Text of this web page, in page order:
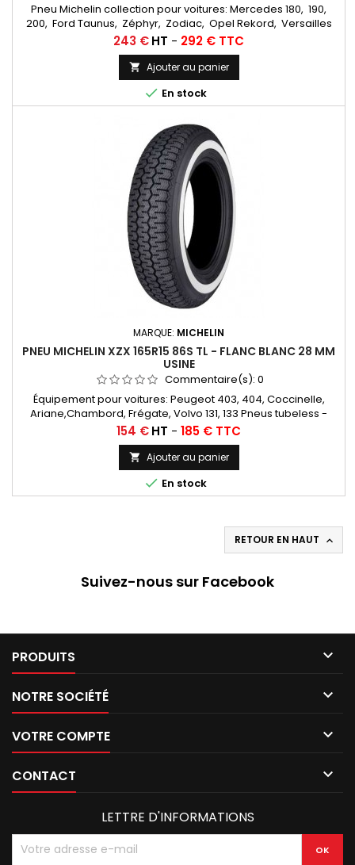
Pneu Michelin collection pour voitures: Mercedes 180, 190,
200, Ford Taunus, Zéphyr, Zodiac, Opel Rekord, Versailles
Chambres à air conseillées: 13 F 13... Autres
appellations: 6,40R13, 7,00R13, 6,40x13, 7,00x13, 7,00-13, 6,40-13,
6,40/7,00x13, 6,40/7,00-13, 6,40/7,00/13, 640/700/13
Prix
243 €HT - 292 € TTC
 Ajouter au panier
 En stock
MARQUE: MICHELIN
PNEU MICHELIN XZX 165R15 86S TL - FLANC BLANC 28 MM
USINE
Commentaire(s): 0
Équipement pour voitures: Peugeot 403, 404, Coccinelle,
Ariane,Chambord, Frégate, Volvo 131, 133 Pneus tubeless -
Montage avec chambre à air autorisé Chambres à air
conseillée: 145/155/165/500/560/185/70x15 MICHELIN VALVE
OBLIQUE CAOUTCHOUC (15E13) (CC3401) Autres appellations:
165R15, 165SR15, 165/80R15, 165x15, 165-15, 165 80 15, 165/80-15,
165 15,...
Prix
154 €HT - 185 € TTC
 Ajouter au panier
 En stock
RETOUR EN HAUT 
Suivez-nous sur Facebook
PRODUITS 
NOTRE SOCIÉTÉ 
VOTRE COMPTE 
CONTACT 
LETTRE D'INFORMATIONS